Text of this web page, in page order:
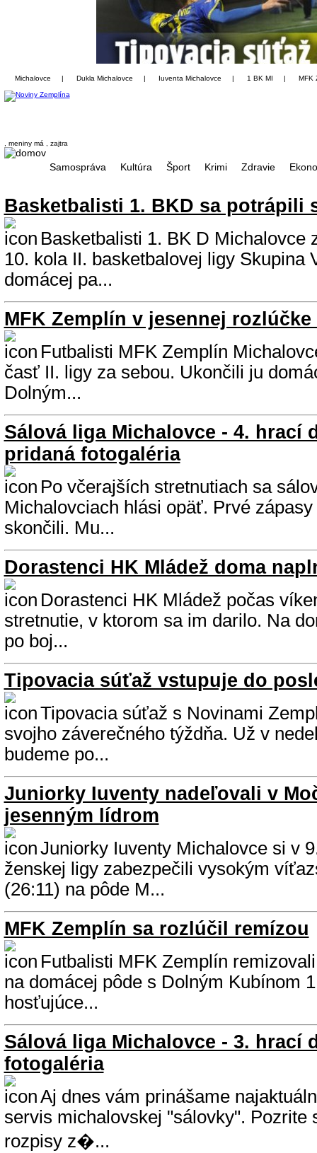
Michalovce | Dukla Michalovce | Iuventa Michalovce | 1 BK MI | MFK
, meniny má , zajtra
Samospráva Kultúra Šport Krimi Zdravie
Basketbalisti 1. BKD sa potrápili
Basketbalisti 1. BK D Michalovce
10. kola II. basketbalovej ligy Skupina
domácej pa...
MFK Zemplín v jesennej
Futbalisti MFK Zemplín
časť II. ligy za sebou. Ukončili ju
Dolným...
Sálová liga Michalovce - 4. hrací
pridaná fotogaléria
Po včerajších stretnutiach sa
Michalovciach hlási opäť. Prvé
skončili. Mu...
Dorastenci HK Mládež doma
Dorastenci HK Mládež počas
stretnutie, v ktorom sa im darilo. Na
po boj...
Tipovacia súťaž vstupuje do
Tipovacia súťaž s Novinami
svojho záverečného týždňa. Už v
budeme po...
Juniorky Iuventy nadeľovali v
jesenným lídrom
Juniorky Iuventy Michalovce si v
ženskej ligy zabezpečili vysokým
(26:11) na pôde M...
MFK Zemplín sa rozlúčil remízou
Futbalisti MFK Zemplín
na domácej pôde s Dolným Kubínom
hosťujúce...
Sálová liga Michalovce - 3. hrací
fotogaléria
Aj dnes vám prinášame
servis michalovskej "sálovky". Pozrite
rozpisy z�...